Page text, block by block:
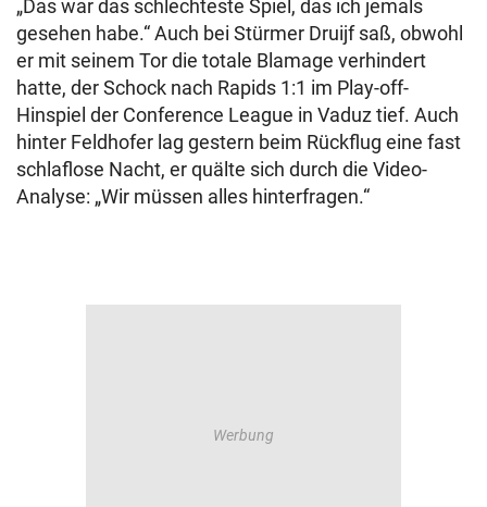
„Das war das schlechteste Spiel, das ich jemals
gesehen habe.“ Auch bei Stürmer Druijf saß, obwohl
er mit seinem Tor die totale Blamage verhindert
hatte, der Schock nach Rapids 1:1 im Play-off-
Hinspiel der Conference League in Vaduz tief. Auch
hinter Feldhofer lag gestern beim Rückflug eine fast
schlaflose Nacht, er quälte sich durch die Video-
Analyse: „Wir müssen alles hinterfragen.“